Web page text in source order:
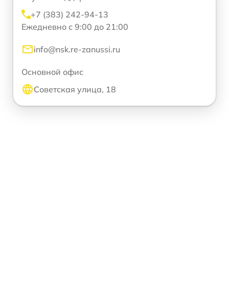
+7 (383) 242-94-13
Ежедневно с 9:00 до 21:00
info@nsk.re-zanussi.ru
Основной офис
Советская улица, 18